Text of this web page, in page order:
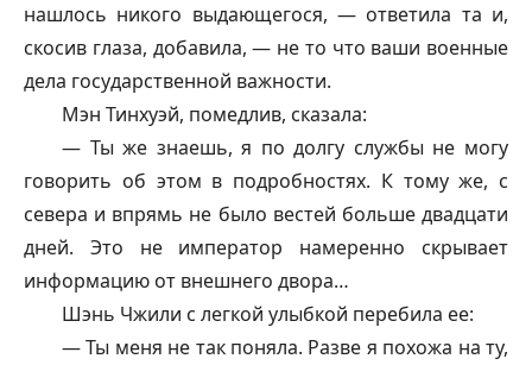
нашлось никого выдающегося, — ответила та и,
скосив глаза, добавила, — не то что ваши военные
дела государственной важности.
Мэн Тинхуэй, помедлив, сказала:
— Ты же знаешь, я по долгу службы не могу
говорить об этом в подробностях. К тому же, с
севера и впрямь не было вестей больше двадцати
дней. Это не император намеренно скрывает
информацию от внешнего двора…
Шэнь Чжили с легкой улыбкой перебила ее:
— Ты меня не так поняла. Разве я похожа на ту,